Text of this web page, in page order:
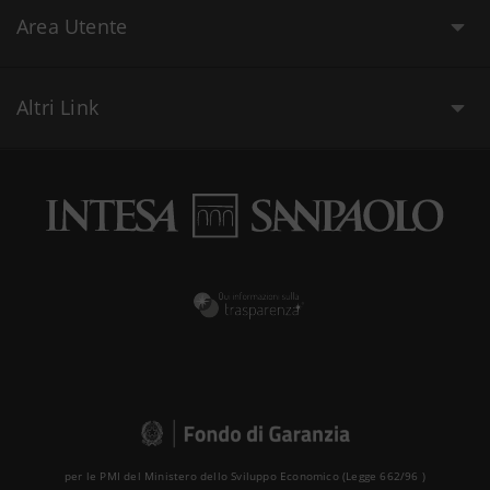
Area Utente
Altri Link
per le PMI del Ministero dello Sviluppo Economico (Legge 662/96 )